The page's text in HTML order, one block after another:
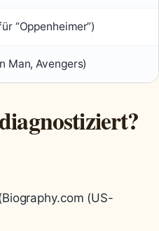
“Oppenheimer”)
Man, Avengers)
(US-